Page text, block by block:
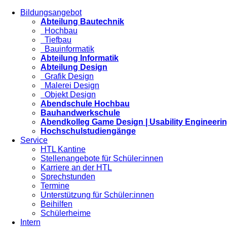
Bildungsangebot
Abteilung Bautechnik
Hochbau
Tiefbau
Bauinformatik
Abteilung Informatik
Abteilung Design
Grafik Design
Malerei Design
Objekt Design
Abendschule Hochbau
Bauhandwerkschule
Abendkolleg Game Design | Usability
Hochschulstudiengänge
Service
HTL Kantine
Stellenangebote für Schüler:innen
Karriere an der HTL
Sprechstunden
Termine
Unterstützung für Schüler:innen
Beihilfen
Schülerheime
Intern